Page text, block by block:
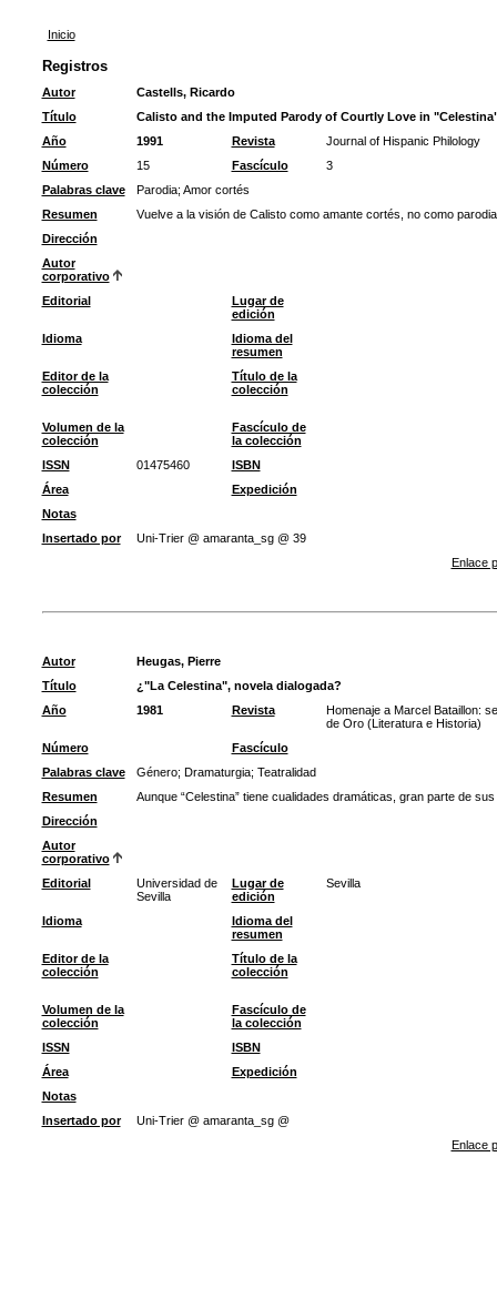
Inicio
Registros
Autor
Castells, Ricardo
Título
Calisto and the Imputed Parody of Courtly Love in
Año
1991 Revista
Journal of Hispanic Philology
Número
15 Fascículo
3
Palabras clave
Parodia; Amor cortés
Resumen
Vuelve a la visión de Calisto como amante cortés, no como
Dirección
Autor
corporativo
Editorial
Lugar de
edición
Idioma
Idioma del
resumen
Editor de la
colección
Título de la
colección
Volumen de la
colección
Fascículo de
la colección
ISSN
01475460
ISBN
Área
Expedición
Notas
Insertado por
Uni-Trier @ amaranta_sg @ 39
Enlace
Autor
Heugas, Pierre
Título
¿"La Celestina", novela dialogada?
Año
1981 Revista
Homenaje a Marcel Bataillon:
de Oro (Literatura e Historia)
Número
Fascículo
Palabras clave
Género; Dramaturgia; Teatralidad
Resumen
Aunque “Celestina” tiene cualidades dramáticas, gran parte de
Dirección
Autor
corporativo
Editorial
Universidad de
Sevilla
Lugar de
edición
Sevilla
Idioma
Idioma del
resumen
Editor de la
colección
Título de la
colección
Volumen de la
colección
Fascículo de
la colección
ISSN
ISBN
Área
Expedición
Notas
Insertado por
Uni-Trier @ amaranta_sg @
Enlace